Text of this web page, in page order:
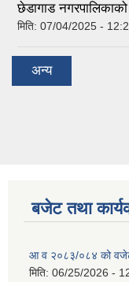
छेडागाड
मिति: 07/04/2025 -
अन्य
बजेट तथा
आ व २०८३/०८४ को वजेट
मिति: 06/25/2026 -